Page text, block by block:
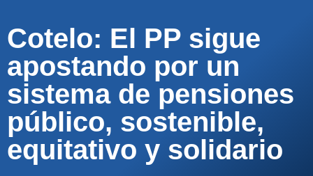
Cotelo: El PP sigue
apostando por un
sistema de pensiones
público, sostenible,
equitativo y solidario